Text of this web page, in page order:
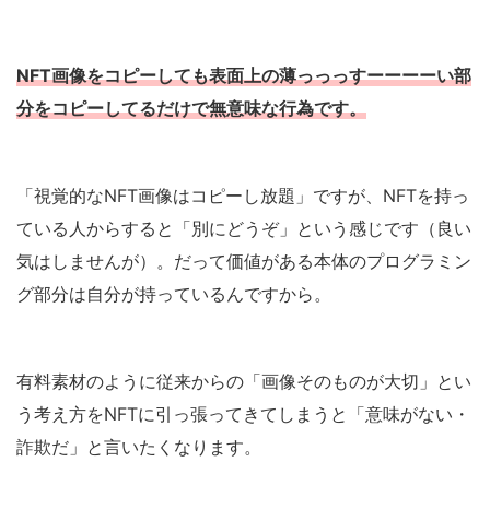
NFT画像をコピーしても表面上の薄っっっすーーーーい部
分をコピーしてるだけで無意味な行為です。
「視覚的なNFT画像はコピーし放題」ですが、NFTを持っ
ている人からすると「別にどうぞ」という感じです（良い
気はしませんが）。だって価値がある本体のプログラミン
グ部分は自分が持っているんですから。
有料素材のように従来からの「画像そのものが大切」とい
う考え方をNFTに引っ張ってきてしまうと「意味がない・
詐欺だ」と言いたくなります。